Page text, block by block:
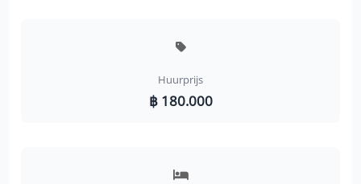
Huurprijs
฿ 180.000